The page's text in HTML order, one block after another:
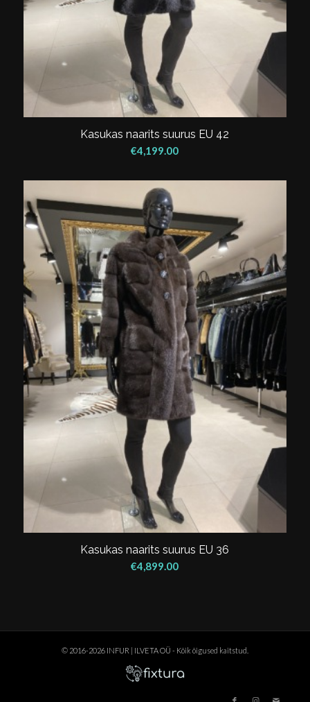
Kasukas naarits suurus EU 42
€4,199.00
Kasukas naarits suurus EU 36
€4,899.00
© 2016-2026 INFUR | ILVETA OÜ - Kõik õigused kaitstud.